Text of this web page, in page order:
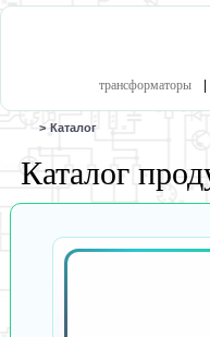
трансформаторы
> Каталог
Каталог